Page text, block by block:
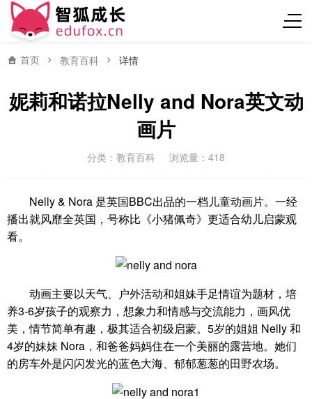
首页 教育百科 详情
妮莉和诺拉Nelly and Nora英文动
画片
分类： 教育百科 浏览量：418
Nelly & Nora 是英国BBC出品的一档儿童动画片。一经
播出就风靡全英国，号称比《小猪佩奇》更适合幼儿启蒙观
看。
动画主要以天气、户外活动和姐妹手足情谊为题材，培
养3-6岁孩子的观察力，想象力和情感与交流能力，画风优
美，情节简单有趣，极其适合初级启蒙。5岁的姐姐 Nelly 和
4岁的妹妹 Nora，和爸爸妈妈住在一个美丽的露营地。她们
的房车外是闪闪发光的蓝色大海、郁郁葱葱的田野农场。